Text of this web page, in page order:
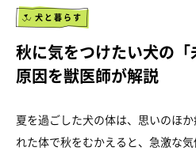
犬と暮らす
秋に気をつけたい犬の
原因を獣医師が解説
夏を過ごした犬の体は、思いのほ
れた体で秋をむかえると、急激な